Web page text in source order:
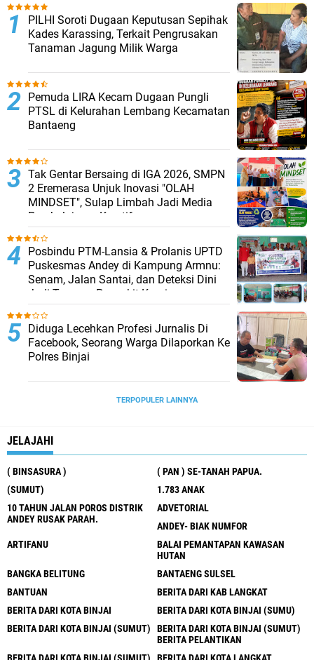
PILHI Soroti Dugaan Keputusan Sepihak
Kades Karassing, Terkait Pengrusakan
Tanaman Jagung Milik Warga
Pemuda LIRA Kecam Dugaan Pungli
PTSL di Kelurahan Lembang Kecamatan
Bantaeng
Tak Gentar Bersaing di IGA 2026, SMPN
2 Eremerasa Unjuk Inovasi "OLAH
MINDSET", Sulap Limbah Jadi Media
Pembelajaran Kreatif
Posbindu PTM-Lansia & Prolanis UPTD
Puskesmas Andey di Kampung Armnu:
Senam, Jalan Santai, dan Deteksi Dini
Jadi Tameng Penyakit Kronis
Diduga Lecehkan Profesi Jurnalis Di
Facebook, Seorang Warga Dilaporkan Ke
Polres Binjai
TERPOPULER LAINNYA
JELAJAHI
( BINSASURA )
( PAN ) SE-TANAH PAPUA.
(SUMUT)
1.783 ANAK
10 TAHUN JALAN POROS DISTRIK
ANDEY RUSAK PARAH.
ADVETORIAL
ANDEY- BIAK NUMFOR
ARTIFANU
BALAI PEMANTAPAN KAWASAN
HUTAN
BANGKA BELITUNG
BANTAENG SULSEL
BANTUAN
BERITA DARI KAB LANGKAT
BERITA DARI KOTA BINJAI
BERITA DARI KOTA BINJAI (SUMU)
BERITA DARI KOTA BINJAI (SUMUT)
BERITA DARI KOTA BINJAI (SUMUT)
BERITA PELANTIKAN